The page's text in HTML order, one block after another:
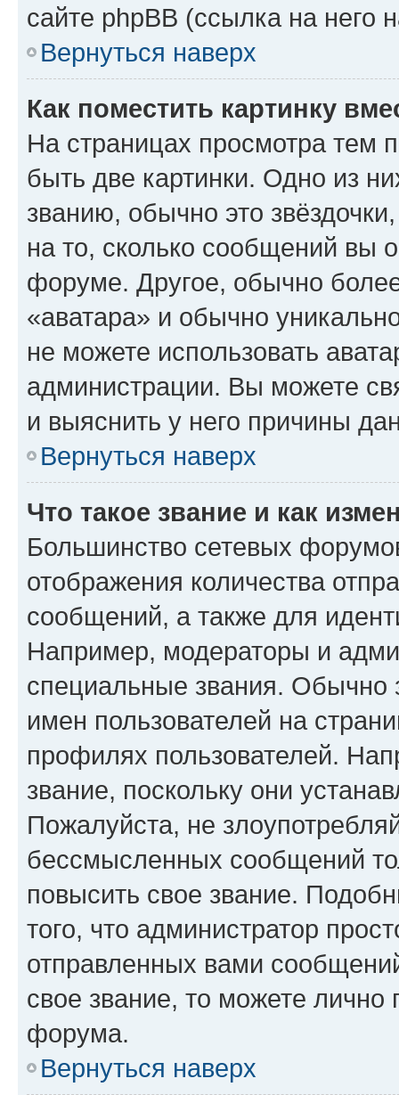
сайте phpBB (ссылка на него
Вернуться наверх
Как поместить картинку
На страницах просмотра тем
быть две картинки. Одно из
званию, обычно это
на то, сколько сообщений вы
форуме. Другое, обычно
«аватара» и обычно
не можете использовать
администрации. Вы можете
и выяснить у него причины
Вернуться наверх
Что такое звание и как
Большинство сетевых
отображения количества
сообщений, а также для
Например, модераторы и
специальные звания. Обычно
имен пользователей на
профилях пользователей.
звание, поскольку они
Пожалуйста, не
бессмысленных сообщений
повысить свое звание.
того, что администратор
отправленных вами
свое звание, то можете лично
форума.
Вернуться наверх